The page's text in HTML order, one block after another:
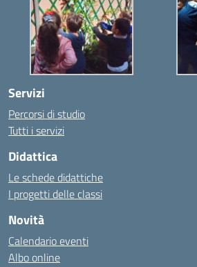
Servizi
Percorsi di studio
Tutti i servizi
Didattica
Le schede didattiche
I progetti delle classi
Novità
Calendario eventi
Albo online